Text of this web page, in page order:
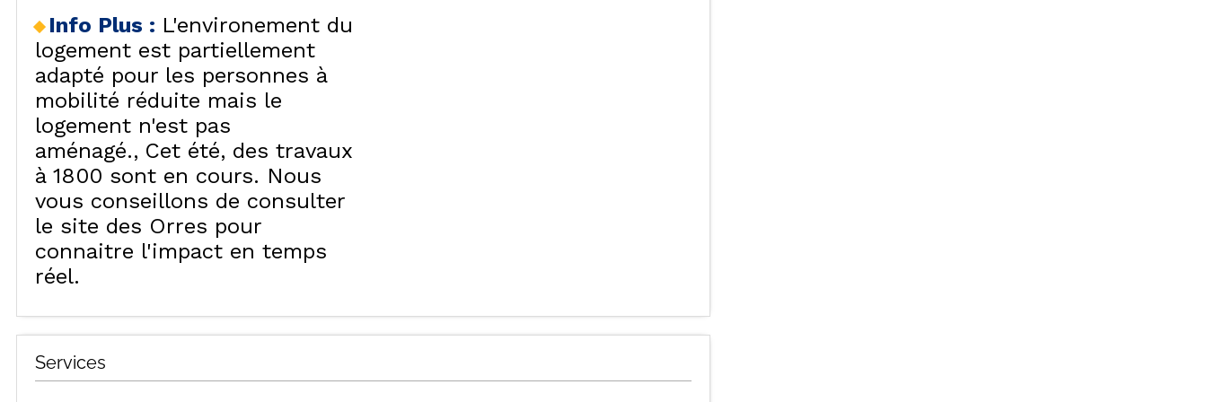
Info Plus : L'environement du
logement est partiellement
adapté pour les personnes à
mobilité réduite mais le
logement n'est pas
aménagé.
Cet été, des travaux
à 1800 sont en cours. Nous
vous conseillons de consulter
le site des Orres pour
connaitre l'impact en temps
réel.
Services